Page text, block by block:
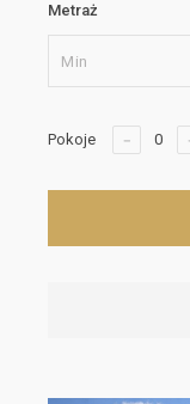
Metraż
Pokoje